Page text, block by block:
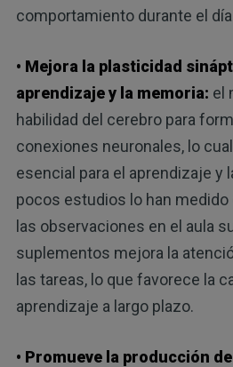
comportamiento durante el
• Mejora la plasticidad
aprendizaje y la memoria: el
habilidad del cerebro para
conexiones neuronales, lo
esencial para el aprendizaje y
pocos estudios lo han medido
las observaciones en el aula
suplementos mejora la
las tareas, lo que favorece la
aprendizaje a largo plazo.
• Promueve la producción